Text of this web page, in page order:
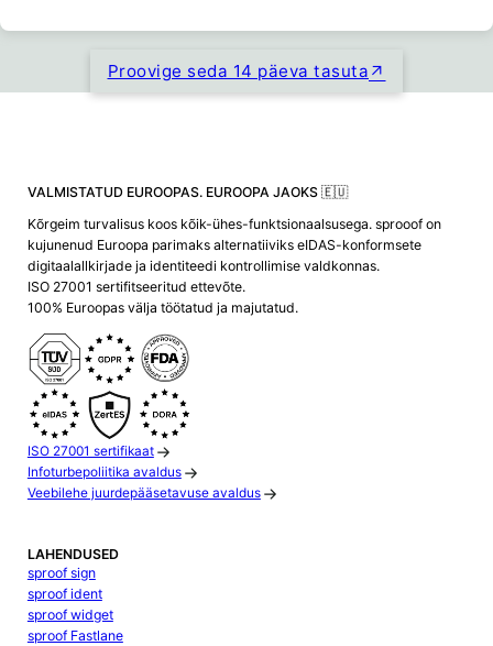
Proovige seda 14 päeva tasuta
VALMISTATUD EUROOPAS. EUROOPA JAOKS 🇪🇺
Kõrgeim turvalisus koos kõik-ühes-funktsionaalsusega. sprooof on
kujunenud Euroopa parimaks alternatiiviks eIDAS-konformsete
digitaalallkirjade ja identiteedi kontrollimise valdkonnas.
ISO 27001 sertifitseeritud ettevõte.
100% Euroopas välja töötatud ja majutatud.
ISO 27001 sertifikaat
Infoturbepoliitika avaldus
Veebilehe juurdepääsetavuse avaldus
LAHENDUSED
sproof sign
sproof ident
sproof widget
sproof Fastlane